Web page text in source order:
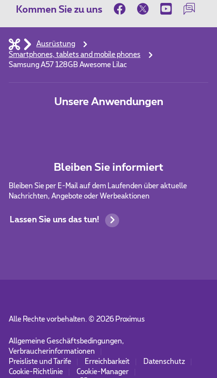
Kommen Sie zu uns
Ausrüstung
Smartphones, tablets and mobile phones
Samsung A57 128GB Awesome Lilac
Unsere Anwendungen
Bleiben Sie informiert
Bleiben Sie per E-Mail auf dem Laufenden über aktuelle
Nachrichten, Angebote oder Werbeaktionen
Lassen Sie uns das tun!
Alle Rechte vorbehalten. © 2026Proximus
Allgemeine Geschäftsbedingungen,
Verbraucherinformationen
Preisliste und Tarife
Erreichbarkeit
Datenschutz
Cookie-Richtlinie
Cookie-Manager